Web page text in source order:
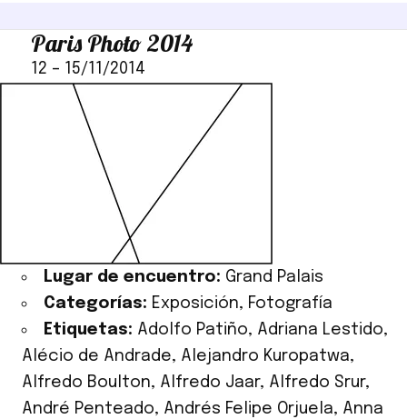
Paris Photo 2014
12 – 15/11/2014
Lugar de encuentro: Grand Palais
Categorías: Exposición, Fotografía
Etiquetas: Adolfo Patiño, Adriana Lestido,
Alécio de Andrade, Alejandro Kuropatwa,
Alfredo Boulton, Alfredo Jaar, Alfredo Srur,
André Penteado, Andrés Felipe Orjuela, Anna